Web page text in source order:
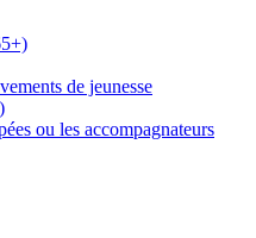
de jeunesse
ou les accompagnateurs